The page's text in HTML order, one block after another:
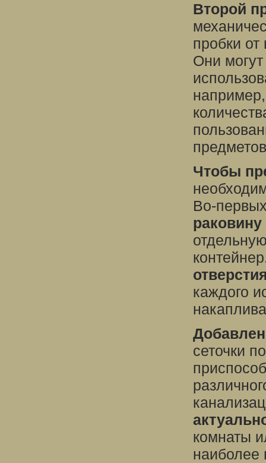
Второй
пробки
Они
Чтобы
Во-
раковину
каждого
сеточки
комнаты
наиболее